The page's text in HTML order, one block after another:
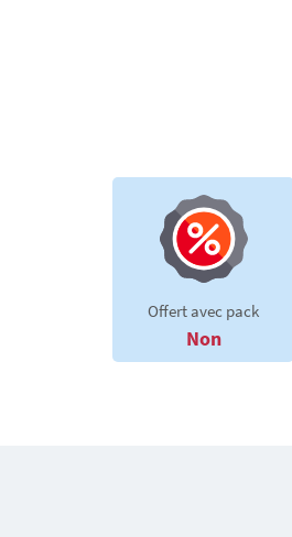
Offert avec pack
Non